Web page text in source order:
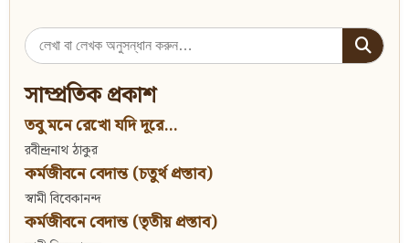
Search
for:
সাম্প্রতিক প্রকাশ
তবু মনে রেখো যদি দূরে...
রবীন্দ্রনাথ ঠাকুর
কর্মজীবনে বেদান্ত (চতুর্থ প্রস্তাব)
স্বামী বিবেকানন্দ
কর্মজীবনে বেদান্ত (তৃতীয় প্রস্তাব)